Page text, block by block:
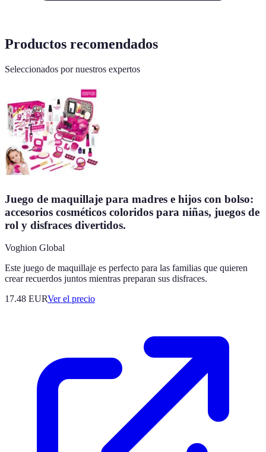
Productos recomendados
Seleccionados por nuestros expertos
Juego de maquillaje para madres e hijos con bolso:
accesorios cosméticos coloridos para niñas, juegos de
rol y disfraces divertidos.
Voghion Global
Este juego de maquillaje es perfecto para las familias que quieren
crear recuerdos juntos mientras preparan sus disfraces.
17.48 EURVer el precio